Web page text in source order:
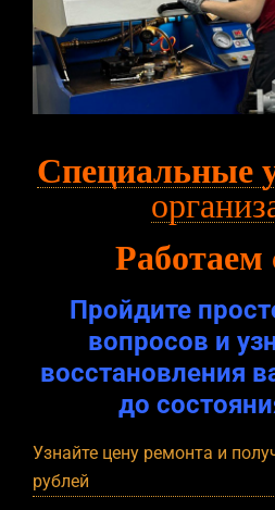
Специальные
Пройдите
вопросов и
восстановления
до
Узнайте цену ремонта и
рублей